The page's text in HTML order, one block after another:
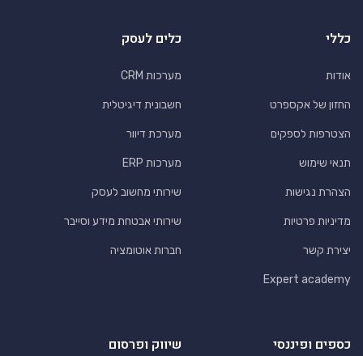
כללי
אודות
החזון של אקספרט
הצטרפות לספקים
תנאי שימוש
הצהרת נגישות
מדיניות פרטיות
יצירת קשר
Expert academy
כלים לעסק
מערכות CRM
חשבונית דיגיטלית
מערכת דיוור
מערכות ERP
שירותי מחשוב לעסק
שירותי אבטחת מידע וסייבר
חברות אוטומציה
כספים ופיננסי שיווק ופרסום